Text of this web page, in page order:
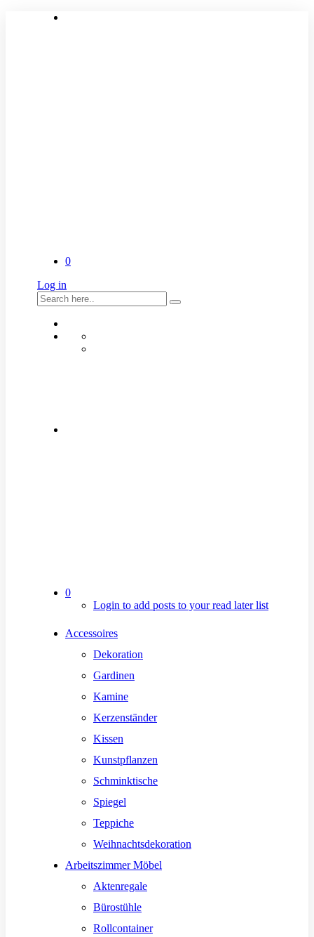
0
Log in
0
Login to add posts to your read later list
Accessoires
Dekoration
Gardinen
Kamine
Kerzenständer
Kissen
Kunstpflanzen
Schminktische
Spiegel
Teppiche
Weihnachtsdekoration
Arbeitszimmer Möbel
Aktenregale
Bürostühle
Rollcontainer